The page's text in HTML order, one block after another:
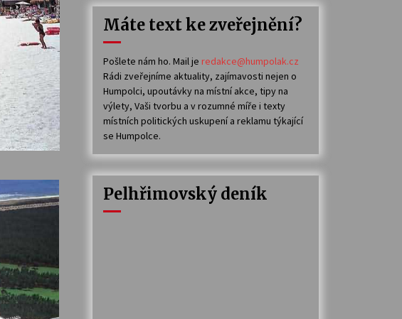
Máte text ke zveřejnění?
Pošlete nám ho. Mail je redakce@humpolak.cz
Rádi zveřejníme aktuality, zajímavosti nejen o
Humpolci, upoutávky na místní akce, tipy na
výlety, Vaši tvorbu a v rozumné míře i texty
místních politických uskupení a reklamu týkající
se Humpolce.
Pelhřimovský deník